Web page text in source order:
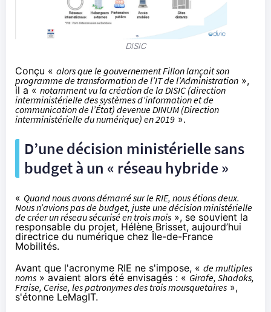
DISIC
Conçu « alors que le gouvernement Fillon lançait son
programme de transformation de l’IT de l’Administration »,
il a « notamment vu la création de la DISIC (direction
interministérielle des systèmes d’information et de
communication de l’État) devenue DINUM (Direction
interministérielle du numérique) en 2019 ».
D’une décision ministérielle sans
budget à un « réseau hybride »
« Quand nous avons démarré sur le RIE, nous étions deux.
Nous n’avions pas de budget, juste une décision ministérielle
de créer un réseau sécurisé en trois mois », se souvient la
responsable du projet, Hélène Brisset, aujourd’hui
directrice du numérique chez Île-de-France
Mobilités.
Avant que l'acronyme RIE ne s'impose, « de multiples
noms » avaient alors été envisagés : « Girafe, Shadoks,
Fraise, Cerise, les patronymes des trois mousquetaires »,
s'étonne LeMagIT.